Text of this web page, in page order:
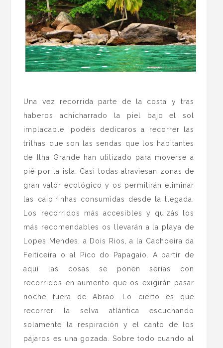
Una vez recorrida parte de la costa y tras
haberos achicharrado la piel bajo el sol
implacable, podéis dedicaros a recorrer las
trilhas que son las sendas que los habitantes
de Ilha Grande han utilizado para moverse a
pié por la isla. Casi todas atraviesan zonas de
gran valor ecológico y os permitirán eliminar
las caipirinhas consumidas desde la llegada.
Los recorridos más accesibles y quizás los
más recomendables os llevarán a la playa de
Lopes Mendes, a Dois Rios, a la Cachoeira da
Feiticeira o al Pico do Papagaio. A partir de
aquí las cosas se ponen serias con
recorridos en aumento que os exigirán pasar
noche fuera de Abrao. Lo cierto es que
recorrer la selva atlántica escuchando
solamente la respiración y el canto de los
pájaros es una gozada. Sobre todo cuando al